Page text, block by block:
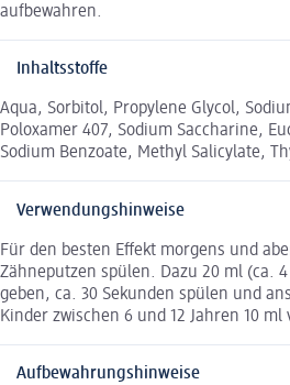
aufbewahren.
Inhaltsstoffe
Aqua, Sorbitol, Propylene Glycol,
Poloxamer 407, Sodium Saccharine,
Sodium Benzoate, Methyl Salicylate,
Verwendungshinweise
Für den besten Effekt morgens und
Zähneputzen spülen. Dazu 20 ml (ca.
geben, ca. 30 Sekunden spülen und
Kinder zwischen 6 und 12 Jahren 10 ml
Aufbewahrungshinweise